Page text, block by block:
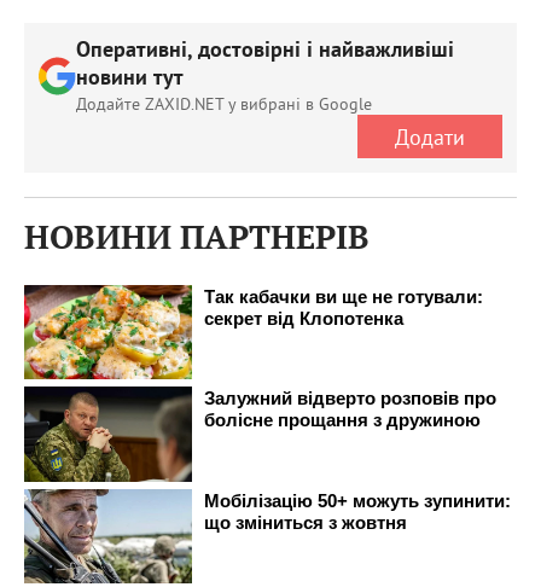
Оперативні, достовірні і найважливіші
новини тут
Додайте ZAXID.NET у вибрані в Google
Додати
НОВИНИ ПАРТНЕРІВ